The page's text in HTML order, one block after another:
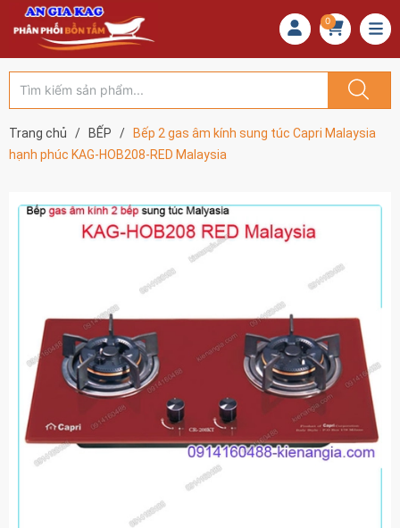
0
Trang chủ / BẾP /
Bếp 2 gas âm kính sung túc Capri Malaysia
hạnh phúc KAG-HOB208-RED Malaysia